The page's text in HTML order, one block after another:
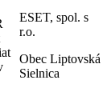
ESET, spol. s
r.o.
Obec Liptovská
Sielnica